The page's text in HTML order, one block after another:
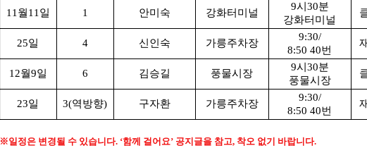
11월11일 1 안미숙 강화터미널
9시30분
강화터미널
25일 4 신인숙 가릉주차장
9:30/
8:50 40번
12월9일 6 김승길 풍물시장
9시30분
풍물시장
23일 3(역방향) 구자환 가릉주차장
9:30/
8:50 40번
※일정은 변경될 수 있습니다. ‘함께 걸어요’ 공지글을 참고, 착오 없기 바랍니다.